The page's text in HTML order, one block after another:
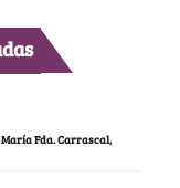
Fda. Carrascal,